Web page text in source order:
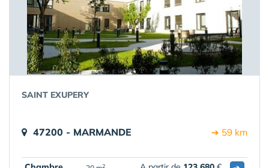
SAINT EXUPERY
47200 - MARMANDE ➔ 59 km
2